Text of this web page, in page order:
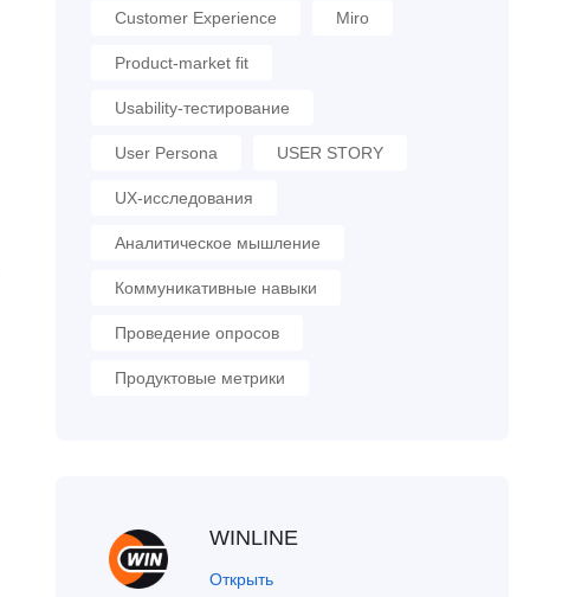
Customer Experience Miro
Product-market fit
Usability-тестирование
User Persona USER STORY
UX-исследования
Аналитическое мышление
Коммуникативные навыки
Проведение опросов
Продуктовые метрики
WINLINE
Открыть